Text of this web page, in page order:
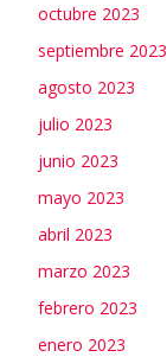
octubre 2023
septiembre 2023
agosto 2023
julio 2023
junio 2023
mayo 2023
abril 2023
marzo 2023
febrero 2023
enero 2023